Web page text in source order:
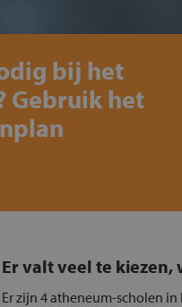
bij het
Gebruik het
Er valt veel te
Er zijn 4 atheneum-scholen